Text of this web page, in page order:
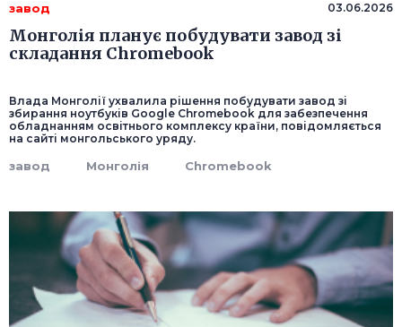
завод 03.06.2026
Монголія планує побудувати завод зі
складання Chromebook
Влада Монголії ухвалила рішення побудувати завод зі
збирання ноутбуків Google Chromebook для забезпечення
обладнанням освітнього комплексу країни, повідомляється
на сайті монгольського уряду.
завод Монголія Chromebook